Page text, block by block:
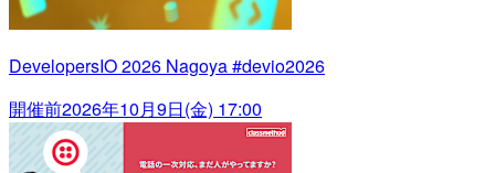
DevelopersIO 2026 Nagoya #devio2026
開催前2026年10月9日(金) 17:00